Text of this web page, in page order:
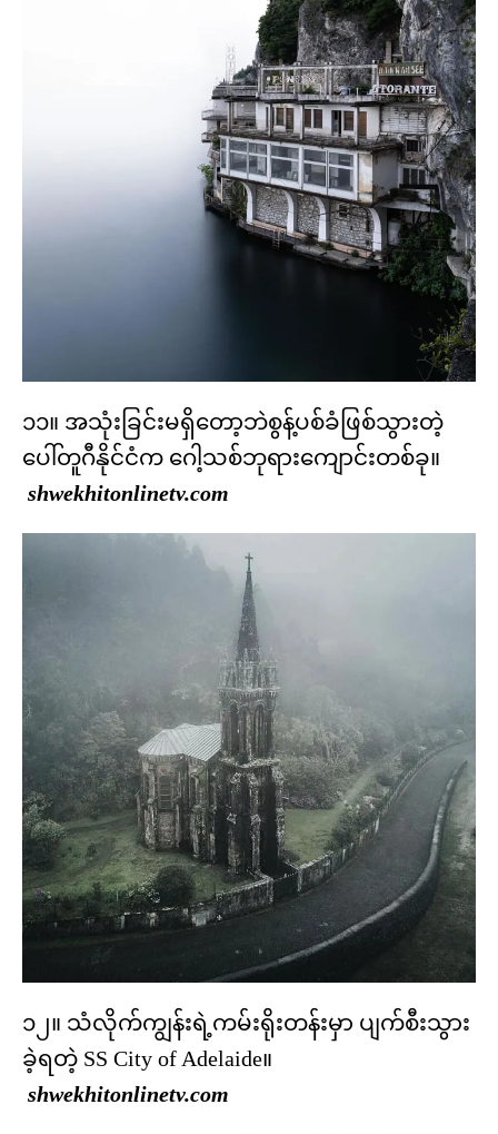
၁၁။ အသုံးခြင်းမရှိတော့ဘဲစွန့်ပစ်ခံဖြစ်သွားတဲ့
ပေါ်တူဂီနိုင်ငံက ဂေါ့သစ်ဘုရားကျောင်းတစ်ခု။
shwekhitonlinetv.com
၁၂။ သံလိုက်ကျွန်းရဲ့ကမ်းရိုးတန်းမှာ ပျက်စီးသွား
ခဲ့ရတဲ့ SS City of Adelaide။
shwekhitonlinetv.com